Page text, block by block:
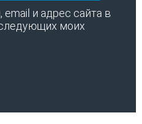
и адрес сайта в
моих